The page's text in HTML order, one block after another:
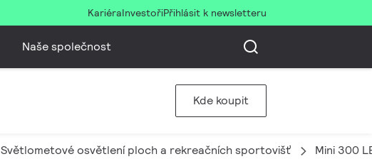
KariéraInvestořiPřihlásit k newsletteru
Naše společnost
Kde koupit
Světlometové osvětlení ploch a rekreačních sportovišť Mini 300